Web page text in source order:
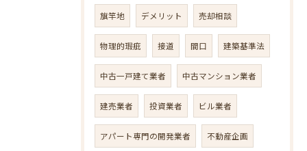
旗竿地 デメリット 売却相談
物理的瑕疵 接道 間口 建築基準法
中古一戸建て業者 中古マンション業者
建売業者 投資業者 ビル業者
アパート専門の開発業者 不動産企画